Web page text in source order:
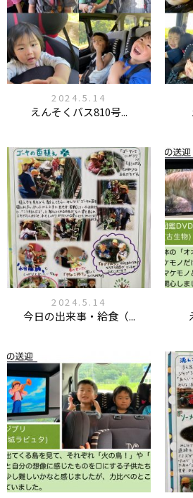
2024.5.14
えんそくバス810号...
2024.5.14
今日の出来事・給食（...